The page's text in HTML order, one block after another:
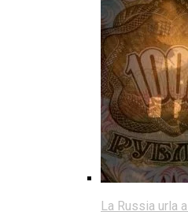
La Russia urla